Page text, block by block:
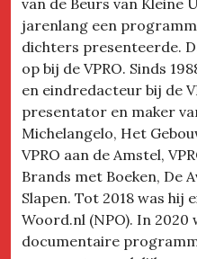
jarenlang een
dichters presenteerde.
op bij de VPRO. Sinds
en eindredacteur bij de
presentator en maker
Michelangelo, Het
VPRO aan de Amstel,
Brands met Boeken, De
Slapen. Tot 2018 was hij
Woord.nl (NPO). In
documentaire